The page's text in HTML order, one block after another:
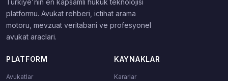
Turkiye'nin en kapsamli hukuk teknolojisi
platformu. Avukat rehberi, ictihat arama
motoru, mevzuat veritabani ve profesyonel
avukat araclari.
PLATFORM
Avukatlar
KAYNAKLAR
Kararlar